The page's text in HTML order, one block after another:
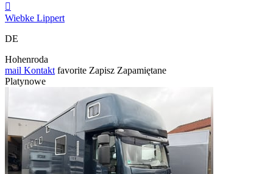

Wiebke Lippert
DE
Hohenroda
mail Kontakt favorite Zapisz Zapamiętane
Platynowe